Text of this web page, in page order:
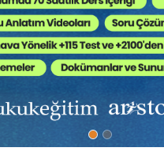
?
Sözleşmeler
Borcu Doğuran Sözleşmeler
İlişkin Sözleşmeler
İlişkilerinde Taraf Değişiklikleri
ve Faiz